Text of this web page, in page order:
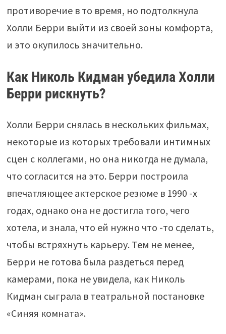
противоречие в то время, но подтолкнула
Холли Берри выйти из своей зоны комфорта,
и это окупилось значительно.
Как Николь Кидман убедила Холли
Берри рискнуть?
Холли Берри снялась в нескольких фильмах,
некоторые из которых требовали интимных
сцен с коллегами, но она никогда не думала,
что согласится на это. Берри построила
впечатляющее актерское резюме в 1990 -х
годах, однако она не достигла того, чего
хотела, и знала, что ей нужно что -то сделать,
чтобы встряхнуть карьеру. Тем не менее,
Берри не готова была раздеться перед
камерами, пока не увидела, как Николь
Кидман сыграла в театральной постановке
«Синяя комната».